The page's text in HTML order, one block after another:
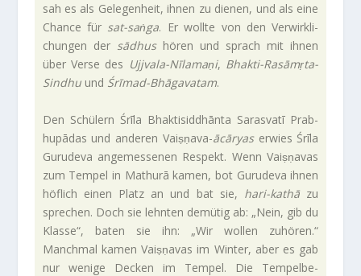
sah es als Gele­gen­heit, ihnen zu dienen, und als eine
Chance für sat-saṅga. Er wollte von den Ver­wirk­li­
chungen der sādhushören und sprach mit ihnen
über Verse des Ujjvala-Nīlamaṇi, Bhakti-Rasāmṛta-
Sindhuund Śrīmad-Bhāgavatam.
Den Schü­lern Śrīla Bhak­ti­sid­dhānta Saras­vatī Prab­
hupādas und anderen Vaiṣṇava-ācāryaserwies Śrīla
Guru­deva ange­mes­senen Respekt. Wenn Vaiṣṇavas
zum Tempel in Mathurā kamen, bot Guru­deva ihnen
höf­lich einen Platz an und bat sie, hari-kathā zu
spre­chen. Doch sie lehnten demütig ab: „Nein, gib du
Klasse“, baten sie ihn: „Wir wollen zuhören.“
Manchmal kamen Vaiṣṇavas im Winter, aber es gab
nur wenige Decken im Tempel. Die Tem­pel­be­